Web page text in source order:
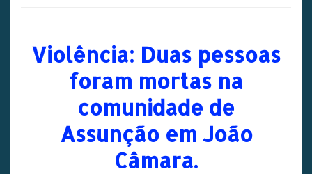
Violência: Duas pessoas
foram mortas na
comunidade de
Assunção em João
Câmara.